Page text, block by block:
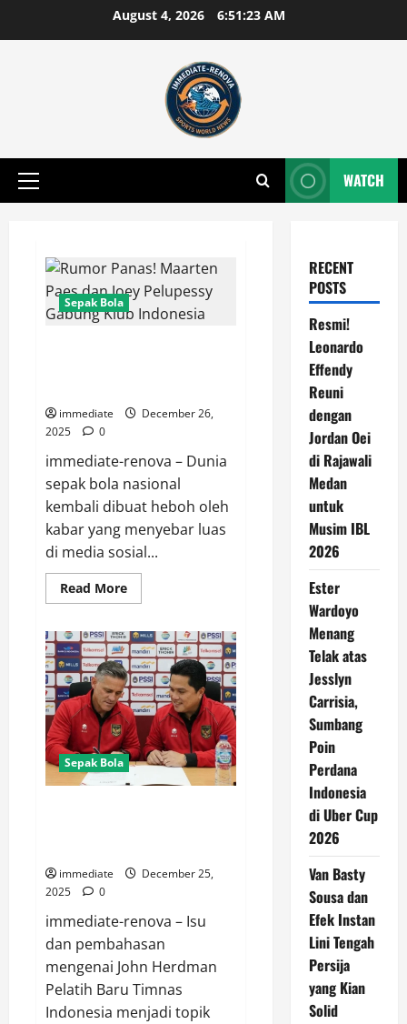
August 4, 2026 6:51:23 AM
Primary
WATCH
Sepak Bola
immediate
December 26,
2025
0
immediate-renova – Dunia
sepak bola nasional
kembali dibuat heboh oleh
kabar yang menyebar luas
di media sosial...
Read MoreRead
more
Panas!
Maarten
Paes
dan
Joey
Pelupessy
Gabung
Klub
Indonesia
Sepak Bola
immediate
December 25,
2025
0
immediate-renova – Isu
dan pembahasan
mengenai John Herdman
Pelatih Baru Timnas
Indonesia menjadi topik
RECENT
POSTS
Resmi!
Leonardo
Effendy
Reuni
dengan
Jordan Oei
di Rajawali
Medan
untuk
Musim IBL
2026
Ester
Wardoyo
Menang
Telak atas
Jesslyn
Carrisia,
Sumbang
Poin
Perdana
Indonesia
di Uber Cup
2026
Van Basty
Sousa dan
Efek Instan
Lini Tengah
Persija
yang Kian
Solid